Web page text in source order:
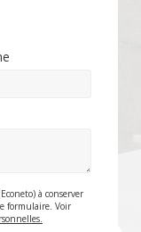
à conserver
formulaire. Voir